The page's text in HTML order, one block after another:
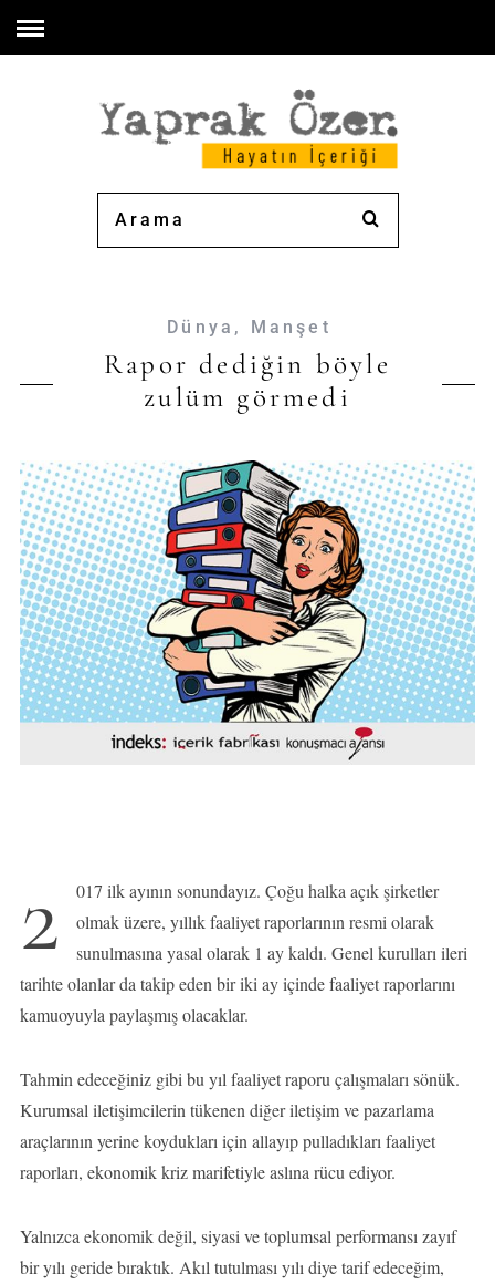
Dünya , Manşet
Rapor dediğin böyle
zulüm görmedi
2
017 ilk ayının sonundayız. Çoğu halka açık şirketler
olmak üzere, yıllık faaliyet raporlarının resmi olarak
sunulmasına yasal olarak 1 ay kaldı. Genel kurulları ileri
tarihte olanlar da takip eden bir iki ay içinde faaliyet raporlarını
kamuoyuyla paylaşmış olacaklar.
Tahmin edeceğiniz gibi bu yıl faaliyet raporu çalışmaları sönük.
Kurumsal iletişimcilerin tükenen diğer iletişim ve pazarlama
araçlarının yerine koydukları için allayıp pulladıkları faaliyet
raporları, ekonomik kriz marifetiyle aslına rücu ediyor.
Yalnızca ekonomik değil, siyasi ve toplumsal performansı zayıf
bir yılı geride bıraktık. Akıl tutulması yılı diye tarif edeceğim,